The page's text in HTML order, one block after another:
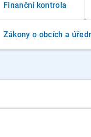
Finanční kontrola
Zákony o obcích a